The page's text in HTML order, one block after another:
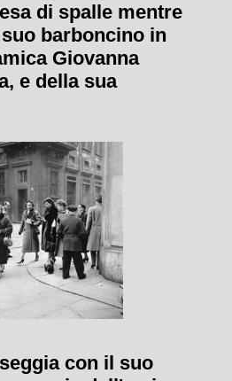
di spalle mentre
barboncino in
Giovanna
e della sua
con il suo